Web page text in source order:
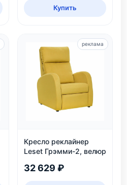
Купить
Кресло реклайнер
Leset Грэмми-2, велюр
32 629 ₽
реклама